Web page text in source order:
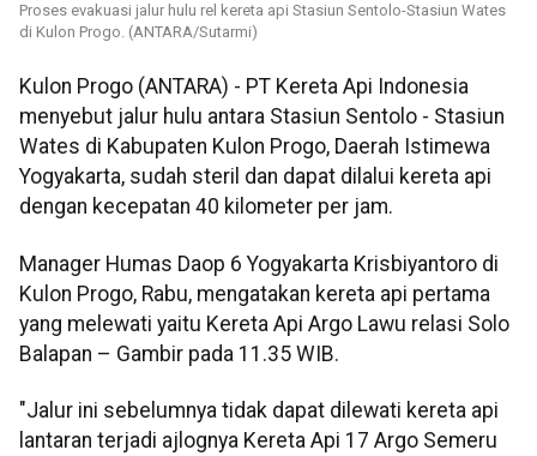
Proses evakuasi jalur hulu rel kereta api Stasiun Sentolo-Stasiun Wates
di Kulon Progo. (ANTARA/Sutarmi)
Kulon Progo (ANTARA) - PT Kereta Api Indonesia
menyebut jalur hulu antara Stasiun Sentolo - Stasiun
Wates di Kabupaten Kulon Progo, Daerah Istimewa
Yogyakarta, sudah steril dan dapat dilalui kereta api
dengan kecepatan 40 kilometer per jam.
Manager Humas Daop 6 Yogyakarta Krisbiyantoro di
Kulon Progo, Rabu, mengatakan kereta api pertama
yang melewati yaitu Kereta Api Argo Lawu relasi Solo
Balapan – Gambir pada 11.35 WIB.
"Jalur ini sebelumnya tidak dapat dilewati kereta api
lantaran terjadi ajlognya Kereta Api 17 Argo Semeru